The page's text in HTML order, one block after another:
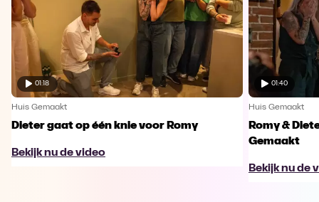
01:18
Huis Gemaakt
Dieter gaat op één knie voor Romy
Bekijk nu de video
01:40
Huis Gemaakt
Romy &
Gemaakt
Bekijk nu de